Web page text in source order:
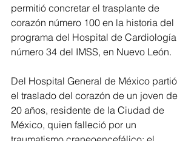
permitió concretar el trasplante de
corazón número 100 en la historia del
programa del Hospital de Cardiología
número 34 del IMSS, en Nuevo León.
Del Hospital General de México partió
el traslado del corazón de un joven de
20 años, residente de la Ciudad de
México, quien falleció por un